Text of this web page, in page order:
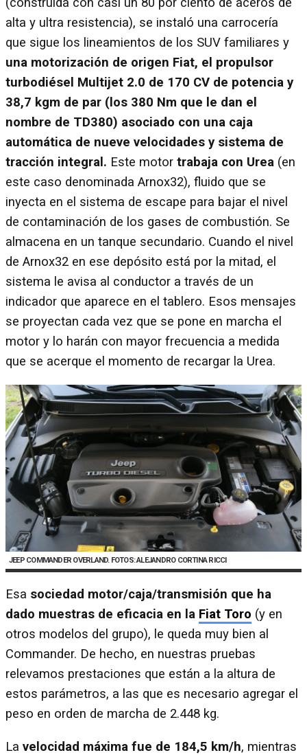
alta y ultra resistencia), se instaló una carrocería
que sigue los lineamientos de los SUV familiares y
una motorización de origen Fiat, el propulsor
turbodiésel Multijet 2.0 de 170 CV de potencia y
38,7 kgm de par (los 380 Nm que le dan el
nombre de TD380) asociado con una caja
automática de nueve velocidades y sistema de
tracción integral. Este motor trabaja con Urea (en
este caso denominada Arnox32), fluido que se
inyecta en el sistema de escape para bajar el nivel
de contaminación de los gases de combustión. Se
almacena en un tanque secundario. Cuando el nivel
de Arnox32 en ese depósito está por la mitad, el
sistema le avisa al conductor a través de un
indicador que aparece en el tablero. Esos mensajes
se proyectan cada vez que se pone en marcha el
motor y lo harán con mayor frecuencia a medida
que se acerque el momento de recargar la Urea.
JEEP COMMANDER OVERLAND. FOTOS: ALEJANDRO CORTINA RICCI
Esa sociedad motor/caja/transmisión que ha
dado muestras de eficacia en la Fiat Toro (y en
otros modelos del grupo), le queda muy bien al
Commander. De hecho, en nuestras pruebas
relevamos prestaciones que están a la altura de
estos parámetros, a las que es necesario agregar el
peso en orden de marcha de 2.448 kg.
La velocidad máxima fue de 184,5 km/h, mientras